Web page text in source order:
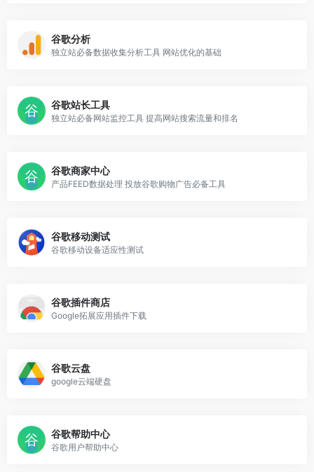
谷歌分析
独立站必备数据收集分析工具 网站优化的基础
谷歌站长工具
独立站必备网站监控工具 提高网站搜索流量和排名
谷歌商家中心
产品FEED数据处理 投放谷歌购物广告必备工具
谷歌移动测试
谷歌移动设备适应性测试
谷歌插件商店
Google拓展应用插件下载
谷歌云盘
google云端硬盘
谷歌帮助中心
谷歌用户帮助中心